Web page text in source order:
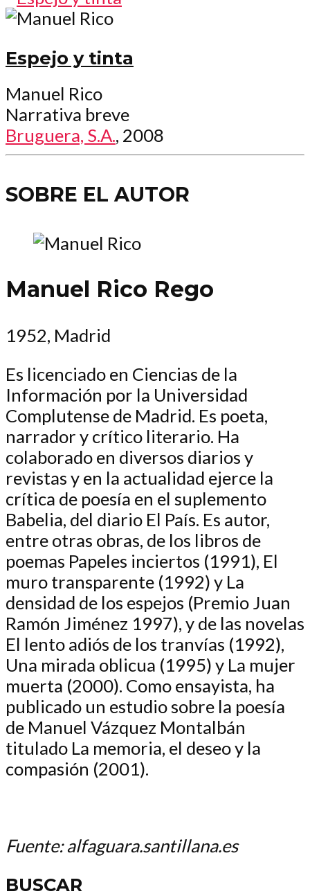
Espejo y tinta
Manuel Rico
Narrativa breve
Bruguera, S.A., 2008
SOBRE EL AUTOR
Manuel Rico Rego
1952, Madrid
Es licenciado en Ciencias de la
Información por la Universidad
Complutense de Madrid. Es poeta,
narrador y crítico literario. Ha
colaborado en diversos diarios y
revistas y en la actualidad ejerce la
crítica de poesía en el suplemento
Babelia, del diario El País. Es autor,
entre otras obras, de los libros de
poemas Papeles inciertos (1991), El
muro transparente (1992) y La
densidad de los espejos (Premio Juan
Ramón Jiménez 1997), y de las novelas
El lento adiós de los tranvías (1992),
Una mirada oblicua (1995) y La mujer
muerta (2000). Como ensayista, ha
publicado un estudio sobre la poesía
de Manuel Vázquez Montalbán
titulado La memoria, el deseo y la
compasión (2001).
Fuente: alfaguara.santillana.es
BUSCAR